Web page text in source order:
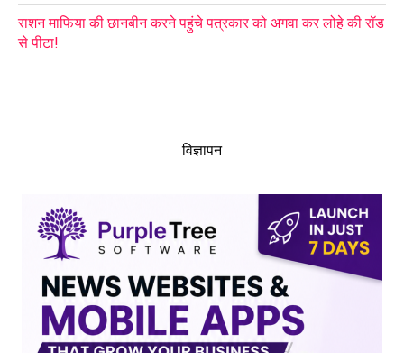
राशन माफिया की छानबीन करने पहुंचे पत्रकार को अगवा कर लोहे की रॉड
से पीटा!
विज्ञापन